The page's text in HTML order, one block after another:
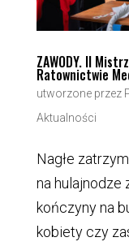
ZAWODY. II
Ratownictwie
utworzone przez
Aktualności
Nagłe
na hulajnodze
kończyny na
kobiety czy